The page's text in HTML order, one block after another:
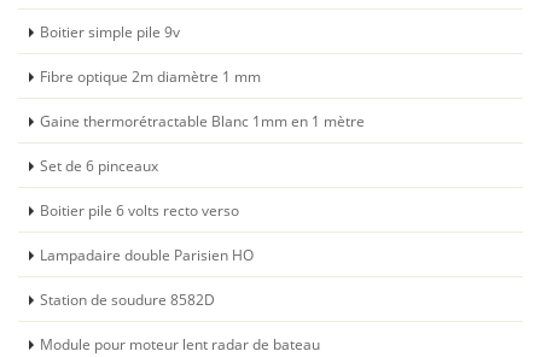
Boitier simple pile 9v
Fibre optique 2m diamètre 1 mm
Gaine thermorétractable Blanc 1mm en 1 mètre
Set de 6 pinceaux
Boitier pile 6 volts recto verso
Lampadaire double Parisien HO
Station de soudure 8582D
Module pour moteur lent radar de bateau